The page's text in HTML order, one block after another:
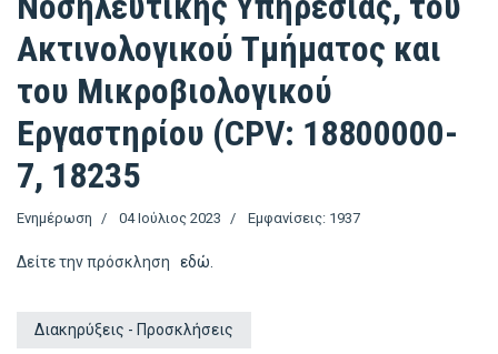
Ακτινολογικού Τμήματος και
του Μικροβιολογικού
Εργαστηρίου (CPV: 18800000-
7, 18235
Ενημέρωση 04 Ιούλιος 2023 Εμφανίσεις: 1937
Δείτε την πρόσκληση εδώ.
Διακηρύξεις - Προσκλήσεις